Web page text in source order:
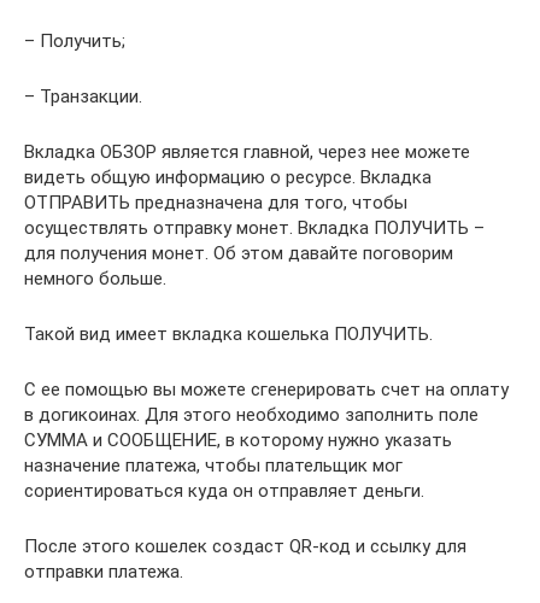
– Получить;
– Транзакции.
Вкладка ОБЗОР является главной, через нее можете
видеть общую информацию о ресурсе. Вкладка
ОТПРАВИТЬ предназначена для того, чтобы
осуществлять отправку монет. Вкладка ПОЛУЧИТЬ –
для получения монет. Об этом давайте поговорим
немного больше.
Такой вид имеет вкладка кошелька ПОЛУЧИТЬ.
С ее помощью вы можете сгенерировать счет на оплату
в догикоинах. Для этого необходимо заполнить поле
СУММА и СООБЩЕНИЕ, в которому нужно указать
назначение платежа, чтобы плательщик мог
сориентироваться куда он отправляет деньги.
После этого кошелек создаст QR-код и ссылку для
отправки платежа.